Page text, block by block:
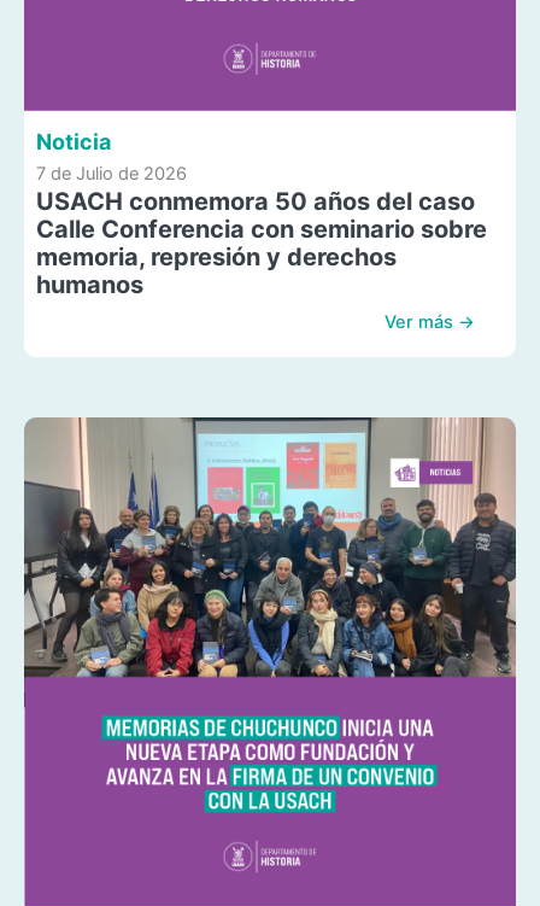
Noticia
7 de Julio de 2026
USACH conmemora 50 años del caso
Calle Conferencia con seminario sobre
memoria, represión y derechos
humanos
Ver más →